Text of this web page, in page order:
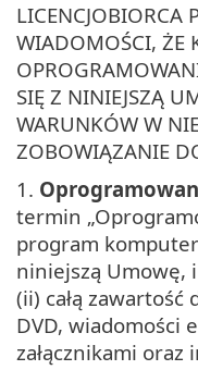
LICENCJOBIORCA
WIADOMOŚCI, ŻE
SIĘ Z NINIEJSZĄ
WARUNKÓW W
ZOBOWIĄZANIE
1.
termin
program
niniejszą Umowę,
(ii) całą zawartość
DVD, wiadomości
załącznikami